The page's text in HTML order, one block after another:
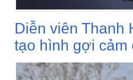
Diễn viên Thanh
tạo hình gợi cảm